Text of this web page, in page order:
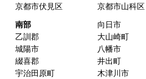
京都市伏見区
京都市山科区
南部
向日市
乙訓郡
大山崎町
城陽市
八幡市
綴喜郡
井出町
宇治田原町
木津川市